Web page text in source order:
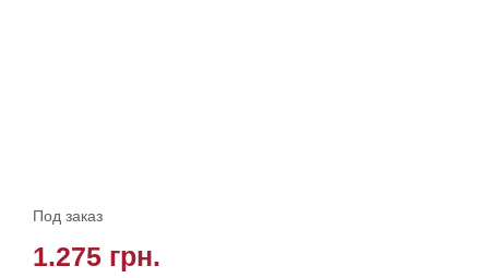
Под заказ
1.275 грн.